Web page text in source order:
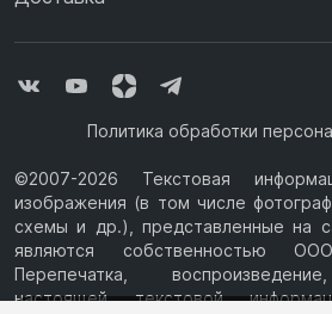
Политика обработки
©2007-2026 Текстовая
изображения (в том числе
схемы и др.), представленные на
являются собственностью
Перепечатка,
настоящей текстовой